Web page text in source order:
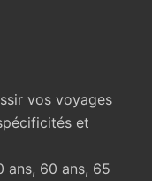
vos voyages
et
ans, 60 ans, 65